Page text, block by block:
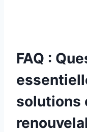
FAQ :
solutions